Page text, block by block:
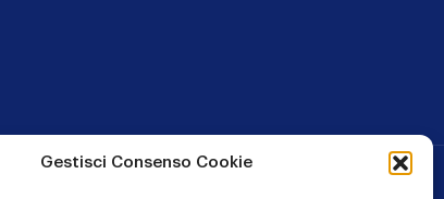
Gestisci Consenso Cookie